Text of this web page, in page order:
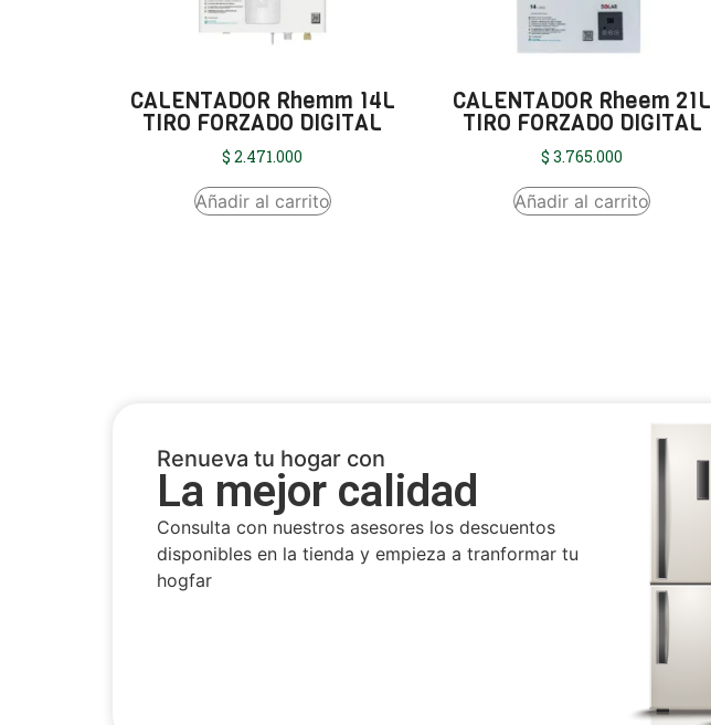
CALENTADOR Rhemm 14L
TIRO FORZADO DIGITAL
$ 2.471.000
Añadir al carrito
CALENTADOR Rheem 21L
TIRO FORZADO DIGITAL
$ 3.765.000
Añadir al carrito
Renueva tu hogar con
La mejor calidad
Consulta con nuestros asesores los descuentos
disponibles en la tienda y empieza a tranformar tu
hogfar